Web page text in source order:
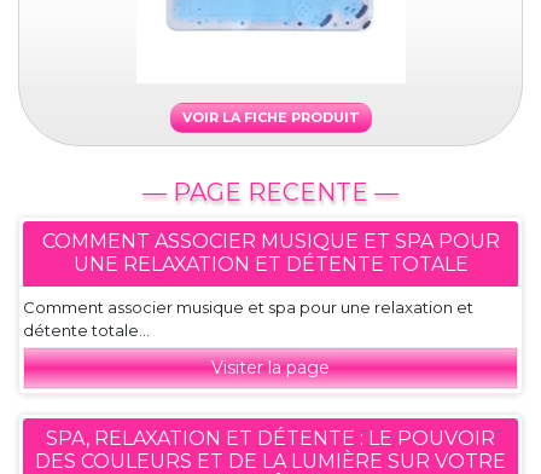
VOIR LA FICHE PRODUIT
— PAGE RECENTE —
COMMENT ASSOCIER MUSIQUE ET SPA POUR
UNE RELAXATION ET DÉTENTE TOTALE
Comment associer musique et spa pour une relaxation et
détente totale...
Visiter la page
SPA, RELAXATION ET DÉTENTE : LE POUVOIR
DES COULEURS ET DE LA LUMIÈRE SUR VOTRE